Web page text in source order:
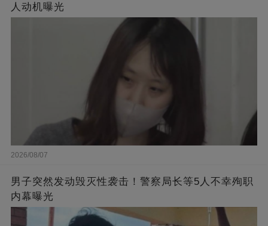
人动机曝光
2026/08/07
男子突然发动毁灭性袭击！警察局长等5人不幸殉职
内幕曝光